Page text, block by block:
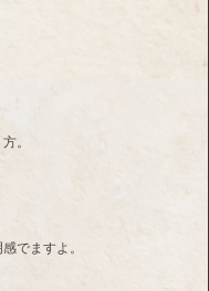
。
でますよ。